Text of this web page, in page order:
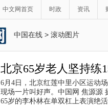
中文网首页 时政 资讯
中国在线 > 滚动图片
北京65岁老人坚持练
6月4日，北京红莲中里小区运动
现场一片叫好声。中国网 焦源
65岁的李朴林在单双杠上表演绝